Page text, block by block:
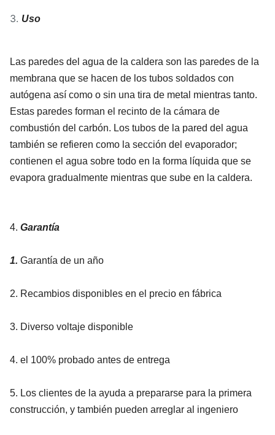
3. Uso
Las paredes del agua de la caldera son las paredes de la
membrana que se hacen de los tubos soldados con
autógena así como o sin una tira de metal mientras tanto.
Estas paredes forman el recinto de la cámara de
combustión del carbón. Los tubos de la pared del agua
también se refieren como la sección del evaporador;
contienen el agua sobre todo en la forma líquida que se
evapora gradualmente mientras que sube en la caldera.
4. Garantía
1. Garantía de un año
2. Recambios disponibles en el precio en fábrica
3. Diverso voltaje disponible
4. el 100% probado antes de entrega
5. Los clientes de la ayuda a prepararse para la primera
construcción, y también pueden arreglar al ingeniero